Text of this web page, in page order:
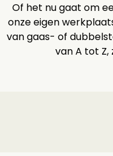
Of het nu gaat om
onze eigen
van gaas- of
van A tot